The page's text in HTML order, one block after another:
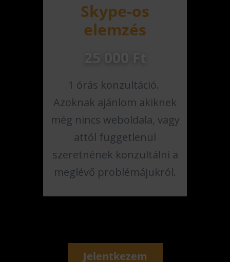
Skype-os
elemzés
1 órás konzultáció.
Azoknak ajánlom akiknek
még nincs weboldala, vagy
attól függetlenül
szeretnének konzultálni a
meglévő problémájukról.
Jelentkezem